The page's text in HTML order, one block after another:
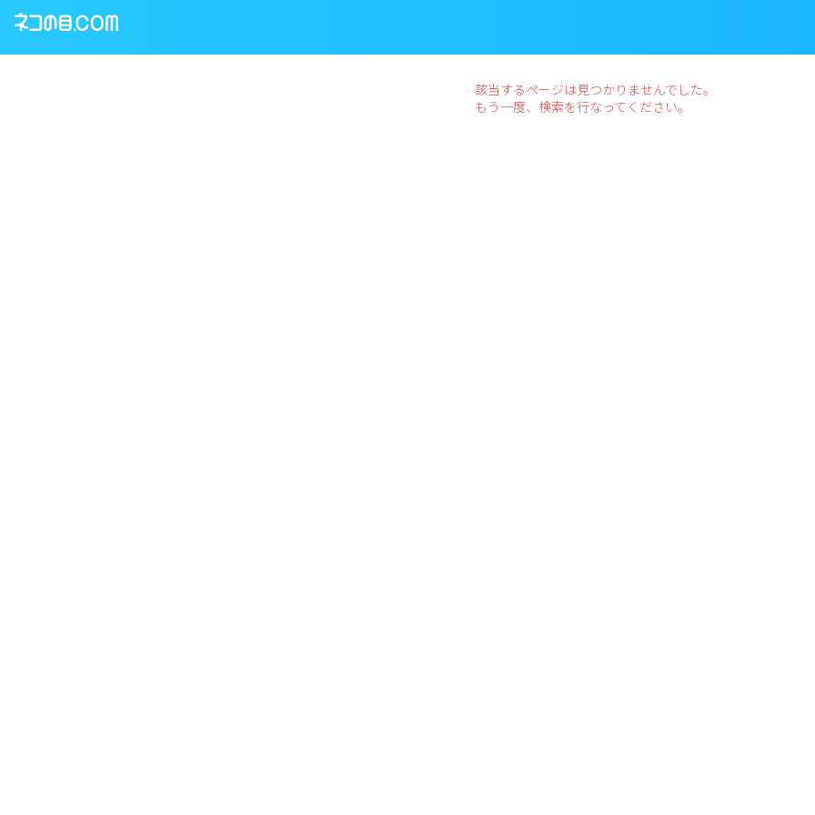
該当するページは見つかりませんでした。
もう一度、検索を行なってください。